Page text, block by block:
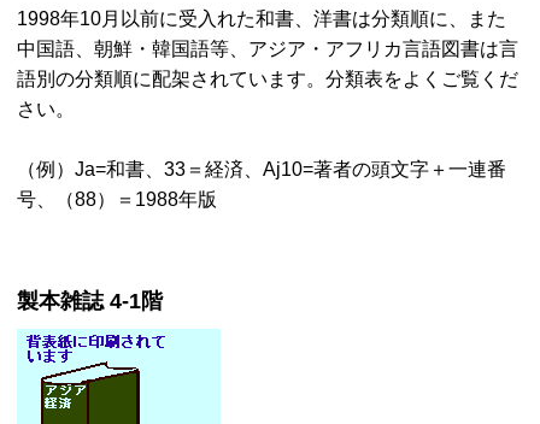
1998年10月以前に受入れた和書、洋書は分類順に、また
中国語、朝鮮・韓国語等、アジア・アフリカ言語図書は言
語別の分類順に配架されています。分類表をよくご覧くだ
さい。
（例）Ja=和書、33＝経済、Aj10=著者の頭文字＋一連番
号、（88）＝1988年版
製本雑誌 4-1階